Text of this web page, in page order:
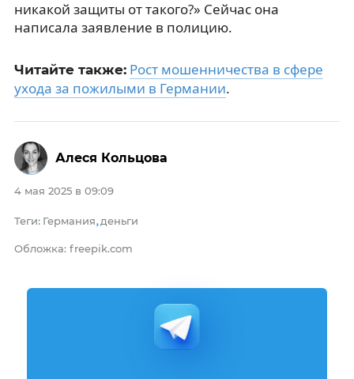
никакой защиты от такого?» Сейчас она
написала заявление в полицию.
Читайте также: Рост мошенничества в сфере
ухода за пожилыми в Германии.
4 мая 2025 в 09:09
Теги: Германия, деньги
Обложка: freepik.com
Алеся Кольцова